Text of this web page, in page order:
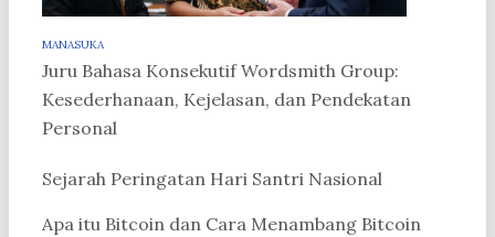
MANASUKA
Juru Bahasa Konsekutif Wordsmith Group:
Kesederhanaan, Kejelasan, dan Pendekatan
Personal
Sejarah Peringatan Hari Santri Nasional
Apa itu Bitcoin dan Cara Menambang Bitcoin